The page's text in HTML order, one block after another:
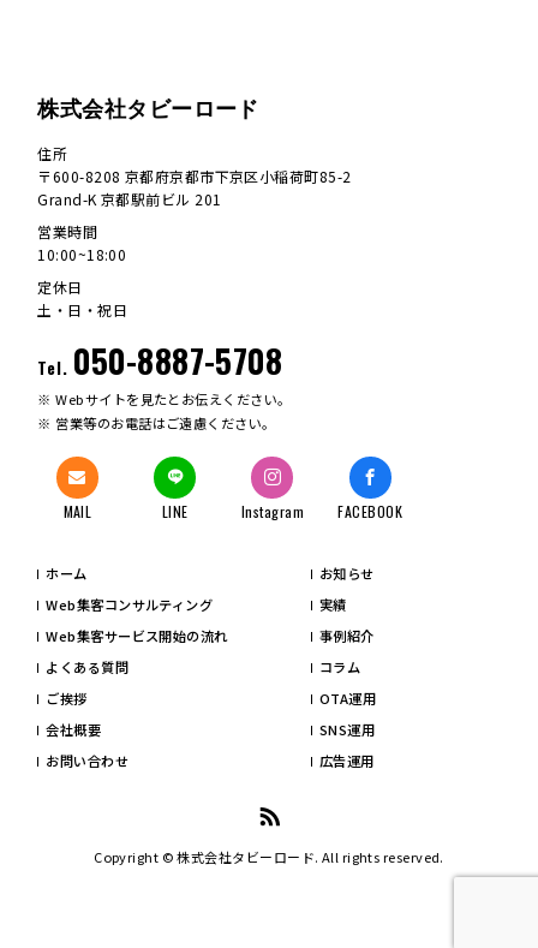
株式会社タビーロード
住所
〒600-8208 京都府京都市下京区小稲荷町85-2
Grand-K 京都駅前ビル 201
営業時間
10:00~18:00
定休日
土・日・祝日
Tel. 050-8887-5708
Webサイトを見たとお伝えください。
営業等のお電話はご遠慮ください。
MAIL LINE Instagram FACEBOOK
ホーム
Web集客コンサルティング
Web集客サービス開始の流れ
よくある質問
ご挨拶
会社概要
お問い合わせ
お知らせ
実績
事例紹介
コラム
OTA運用
SNS運用
広告運用
Copyright © 株式会社タビーロード. All rights reserved.